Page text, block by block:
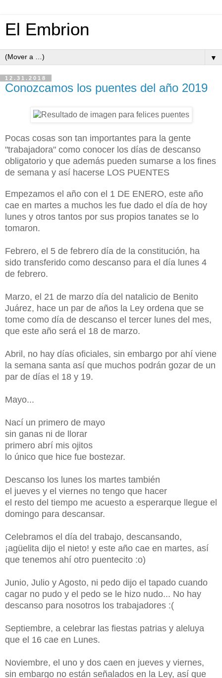
El Embrion
▼
12.31.2018
Conozcamos los puentes del año 2019
Pocas cosas son tan importantes para la gente
"trabajadora" como conocer los días de descanso
obligatorio y que además pueden sumarse a los fines
de semana y así hacerse LOS PUENTES
Empezamos el año con el 1 DE ENERO, este año
cae en martes a muchos les fue dado el día de hoy
lunes y otros tantos por sus propios tanates se lo
tomaron.
Febrero, el 5 de febrero día de la constitución, ha
sido transferido como descanso para el día lunes 4
de febrero.
Marzo, el 21 de marzo día del natalicio de Benito
Juárez, hace un par de años la Ley ordena que se
tome como día de descanso el tercer lunes del mes,
que este año será el 18 de marzo.
Abril, no hay días oficiales, sin embargo por ahí viene
la semana santa así que muchos podrán gozar de un
par de días el 18 y 19.
Mayo...
Nací un primero de mayo
sin ganas ni de llorar
primero abrí mis ojitos
lo único que hice fue bostezar.
Descanso los lunes los martes también
el jueves y el viernes no tengo que hacer
el resto del tiempo me acuesto a esperarque llegue el
domingo para descansar.
Celebramos el día del trabajo, descansando,
¡agüelita dijo el nieto! y este año cae en martes, así
que tenemos ahí otro puentecito :o)
Junio, Julio y Agosto, ni pedo dijo el tapado cuando
cagar no pudo y el pedo se le hizo nudo... No hay
descanso para nosotros los trabajadores :(
Septiembre, a celebrar las fiestas patrias y aleluya
que el 16 cae en Lunes.
Noviembre, el uno y dos caen en jueves y viernes,
sin embargo no están señalados en la Ley, así que